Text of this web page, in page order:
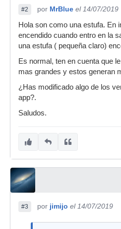
#2 por MrBlue el 14/07/2019
Hola son como una estufa. En
encendido cuando entro en la
una estufa ( pequeña claro)
Es normal, ten en cuenta que
mas grandes y estos generan
¿Has modificado algo de los
app?.
Saludos.
#3 por jimijo el 14/07/2019